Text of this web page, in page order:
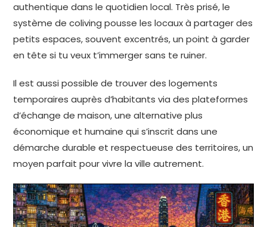
authentique dans le quotidien local. Très prisé, le
système de coliving pousse les locaux à partager des
petits espaces, souvent excentrés, un point à garder
en tête si tu veux t’immerger sans te ruiner.
Il est aussi possible de trouver des logements
temporaires auprès d’habitants via des plateformes
d’échange de maison, une alternative plus
économique et humaine qui s’inscrit dans une
démarche durable et respectueuse des territoires, un
moyen parfait pour vivre la ville autrement.